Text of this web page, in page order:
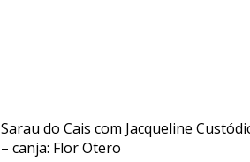
Sarau do Cais com Jacqueline
– canja: Flor Otero